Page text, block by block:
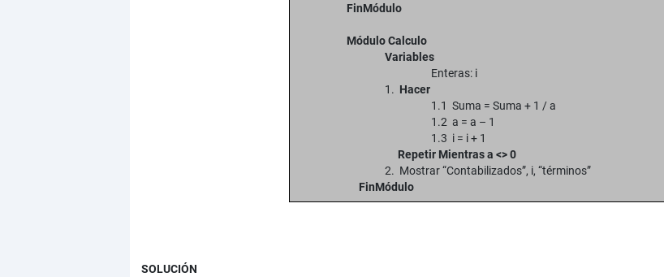
FinMódulo
Módulo Calculo
Variables
Enteras: i
1. Hacer
1.1 Suma = Suma + 1 / a
1.2 a = a – 1
1.3 i = i + 1
Repetir Mientras a <> 0
2. Mostrar “Contabilizados”, i, “términos”
FinMódulo
SOLUCIÓN